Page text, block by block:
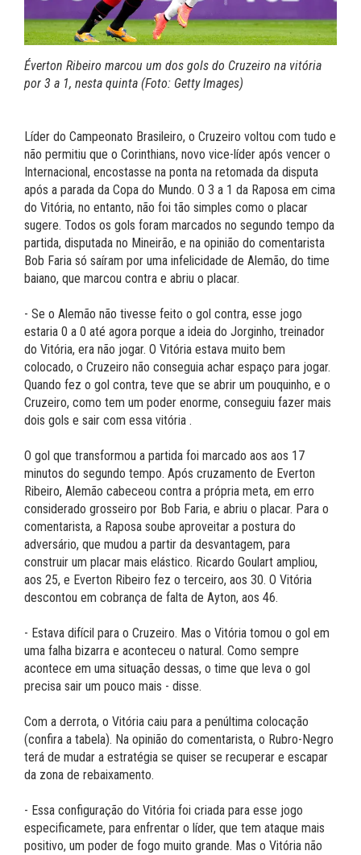
Éverton Ribeiro marcou um dos gols do Cruzeiro na vitória
por 3 a 1, nesta quinta (Foto: Getty Images)
Líder do Campeonato Brasileiro, o Cruzeiro voltou com tudo e
não permitiu que o Corinthians, novo vice-líder após vencer o
Internacional, encostasse na ponta na retomada da disputa
após a parada da Copa do Mundo. O 3 a 1 da Raposa em cima
do Vitória, no entanto, não foi tão simples como o placar
sugere. Todos os gols foram marcados no segundo tempo da
partida, disputada no Mineirão, e na opinião do comentarista
Bob Faria só saíram por uma infelicidade de Alemão, do time
baiano, que marcou contra e abriu o placar.
- Se o Alemão não tivesse feito o gol contra, esse jogo
estaria 0 a 0 até agora porque a ideia do Jorginho, treinador
do Vitória, era não jogar. O Vitória estava muito bem
colocado, o Cruzeiro não conseguia achar espaço para jogar.
Quando fez o gol contra, teve que se abrir um pouquinho, e o
Cruzeiro, como tem um poder enorme, conseguiu fazer mais
dois gols e sair com essa vitória .
O gol que transformou a partida foi marcado aos aos 17
minutos do segundo tempo. Após cruzamento de Everton
Ribeiro, Alemão cabeceou contra a própria meta, em erro
considerado grosseiro por Bob Faria, e abriu o placar. Para o
comentarista, a Raposa soube aproveitar a postura do
adversário, que mudou a partir da desvantagem, para
construir um placar mais elástico. Ricardo Goulart ampliou,
aos 25, e Everton Ribeiro fez o terceiro, aos 30. O Vitória
descontou em cobrança de falta de Ayton, aos 46.
- Estava difícil para o Cruzeiro. Mas o Vitória tomou o gol em
uma falha bizarra e aconteceu o natural. Como sempre
acontece em uma situação dessas, o time que leva o gol
precisa sair um pouco mais - disse.
Com a derrota, o Vitória caiu para a penúltima colocação
(confira a tabela). Na opinião do comentarista, o Rubro-Negro
terá de mudar a estratégia se quiser se recuperar e escapar
da zona de rebaixamento.
- Essa configuração do Vitória foi criada para esse jogo
especificamete, para enfrentar o líder, que tem ataque mais
positivo, um poder de fogo muito grande. Mas o Vitória não